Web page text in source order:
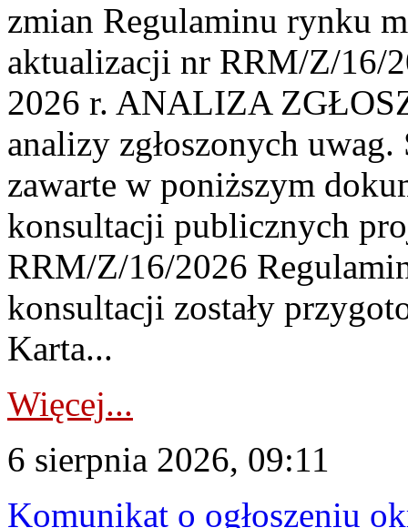
zmian Regulaminu rynku
aktualizacji nr RRM/Z/16/
2026 r. ANALIZA
analizy zgłoszonych
zawarte w poniższym
konsultacji publicznych
RRM/Z/16/2026
konsultacji zostały
Karta...
Więcej...
6 sierpnia 2026, 09:11
Komunikat o ogłoszeniu